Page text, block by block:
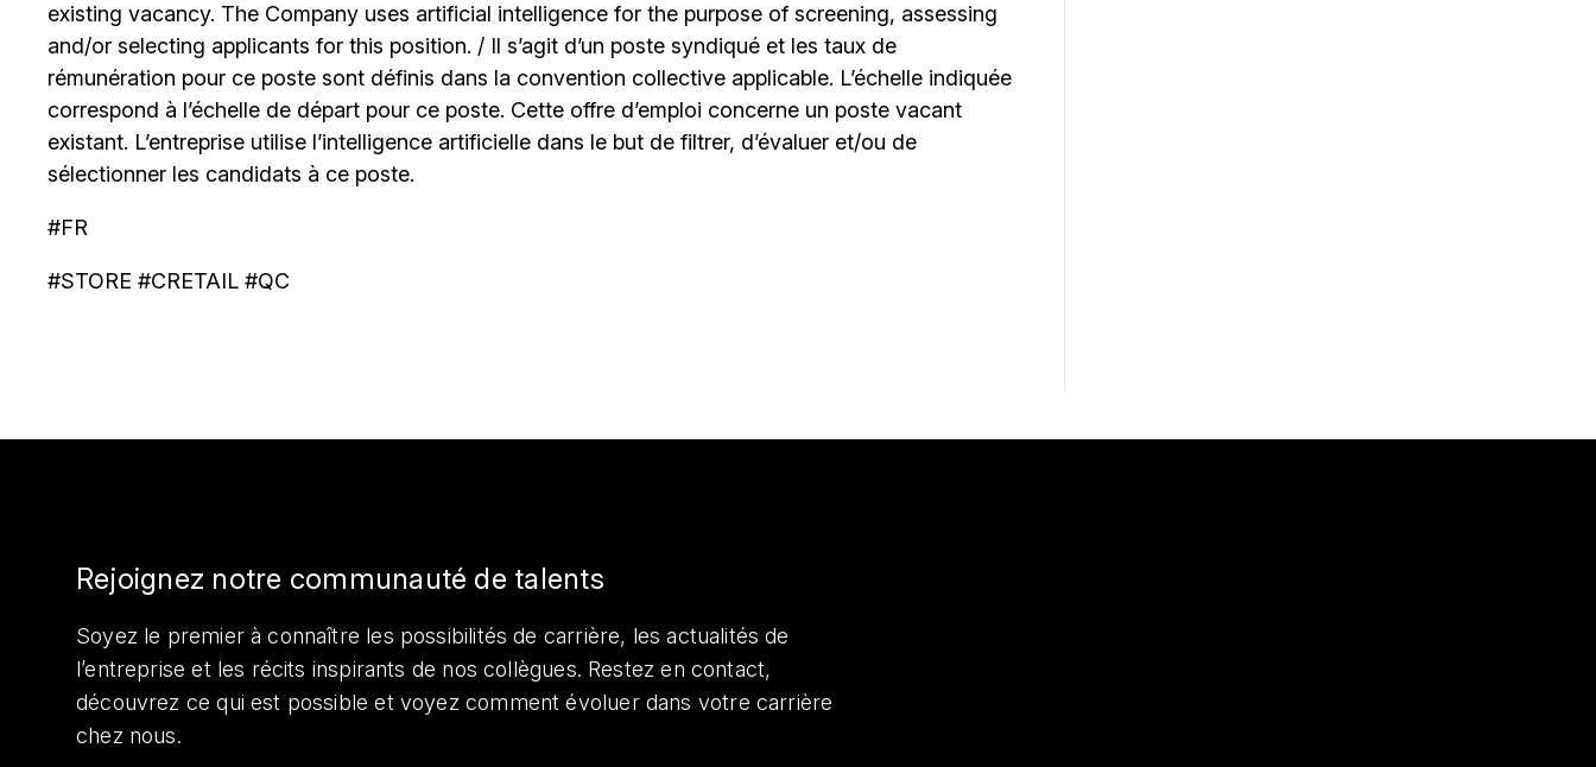
existing vacancy. The Company uses artificial intelligence for the purpose of screening, assessing
and/or selecting applicants for this position. / Il s’agit d’un poste syndiqué et les taux de
rémunération pour ce poste sont définis dans la convention collective applicable. L’échelle indiquée
correspond à l’échelle de départ pour ce poste. Cette offre d’emploi concerne un poste vacant
existant. L’entreprise utilise l’intelligence artificielle dans le but de filtrer, d’évaluer et/ou de
sélectionner les candidats à ce poste.
#FR
#STORE #CRETAIL #QC
Rejoignez notre communauté de talents
Soyez le premier à connaître les possibilités de carrière, les actualités de
l’entreprise et les récits inspirants de nos collègues. Restez en contact,
découvrez ce qui est possible et voyez comment évoluer dans votre carrière
chez nous.